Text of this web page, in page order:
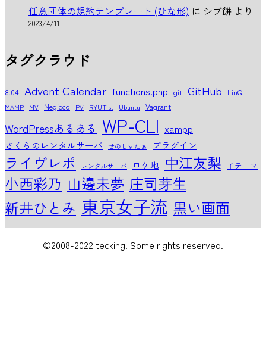
任意団体の規約テンプレート (ひな形) に シブ餅 より
2023/4/11
タグクラウド
8.04 Advent Calendar functions.php git GitHub LinQ
MAMP MV Negicco PV RYUTist Ubuntu Vagrant
WordPressあるある WP-CLI xampp
さくらのレンタルサーバ せのしすたぁ プラグイン
ライヴレポ レンタルサーバ ロケ地 中江友梨 子テーマ
小西彩乃 山邊未夢 庄司芽生
新井ひとみ 東京女子流 黒い画面
©2008-2022 tecking. Some rights reserved.